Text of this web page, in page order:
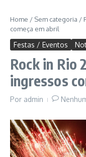
Home / Sem categoria /
começa em abril
Festas / Eventos
Rock in Rio
ingressos
Por admin